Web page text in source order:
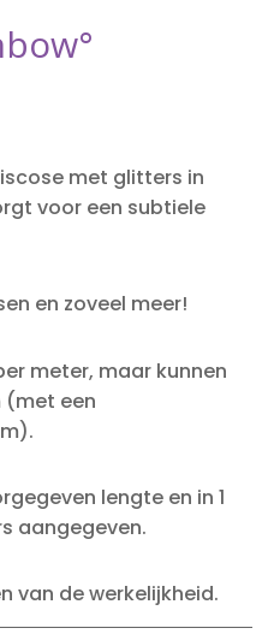
met glitters in
voor een subtiele
en zoveel meer!
meter, maar kunnen
(met een
lengte en in 1
aangegeven.
van de werkelijkheid.